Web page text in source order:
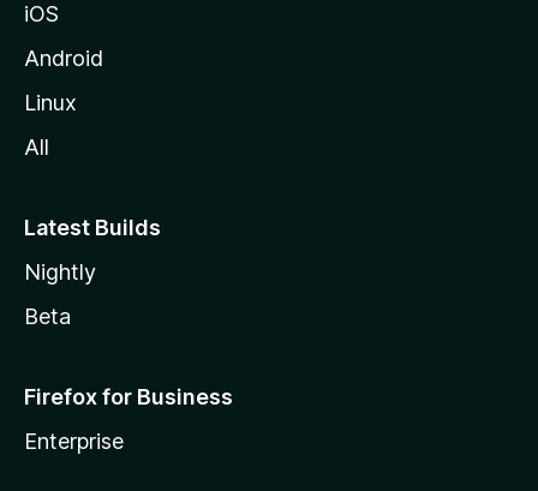
iOS
Android
Linux
All
Latest Builds
Nightly
Beta
Firefox for Business
Enterprise